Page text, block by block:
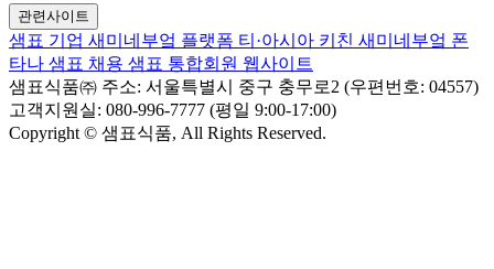
관련사이트
샘표 기업 새미네부엌 플랫폼 티·아시아 키친 새미네부엌 폰
타나 샘표 채용 샘표 통합회원 웹사이트
샘표식품㈜ 주소: 서울특별시 중구 충무로2 (우편번호: 04557)
고객지원실: 080-996-7777 (평일 9:00-17:00)
Copyright © 샘표식품, All Rights Reserved.